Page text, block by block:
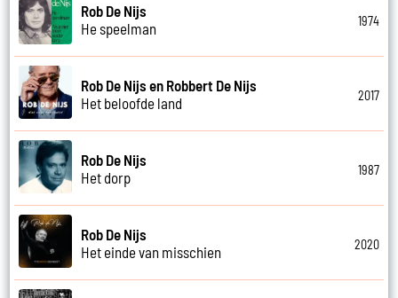
Rob De Nijs
He speelman
1974
Rob De Nijs en Robbert De Nijs
Het beloofde land
2017
Rob De Nijs
Het dorp
1987
Rob De Nijs
Het einde van misschien
2020